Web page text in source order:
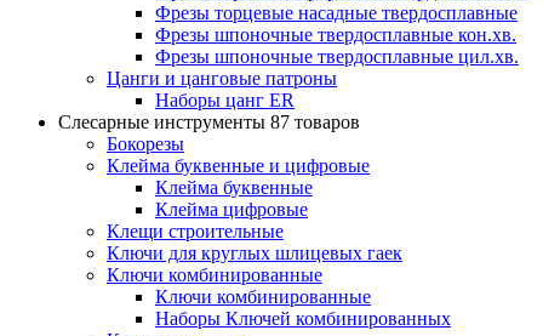
Фрезы торцевые насадные твердосплавные
Фрезы шпоночные твердосплавные кон.хв.
Фрезы шпоночные твердосплавные цил.хв.
Цанги и цанговые патроны
Наборы цанг ER
Слесарные инструменты 87 товаров
Бокорезы
Клейма буквенные и цифровые
Клейма буквенные
Клейма цифровые
Клещи строительные
Ключи для круглых шлицевых гаек
Ключи комбинированные
Ключи комбинированные
Наборы Ключей комбинированных